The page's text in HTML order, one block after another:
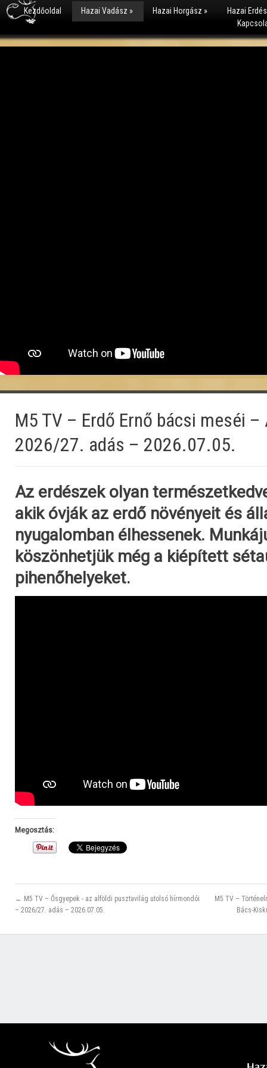
Kezdőoldal Hazai Vadász » Hazai Horgász »
Hazai
M5 TV – Erdő Ernő bácsi meséi
2026/27. adás – 2026.07.05.
Az erdészek olyan
akik óvják az erdő növényeit és
nyugalomban élhessenek.
köszönhetjük még a kiépített
pihenőhelyeket.
Megosztás:
← M5 TV – Ősgyepek - az alföldi pusztavilág utolsó hírmondói
– 2026/27. adás – 2026.07.05.
M5 TV –
Bács-